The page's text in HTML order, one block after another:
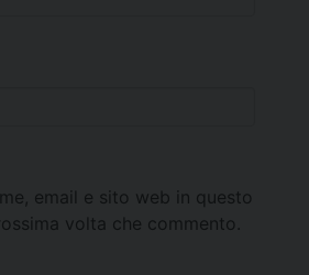
email e sito web in questo
volta che commento.